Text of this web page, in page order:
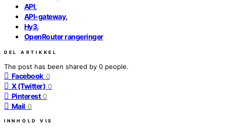
API,
API-gateway,
Hy3,
OpenRouter rangeringer
DEL ARTIKKEL
The post has been shared by 0 people.
Facebook 0
X (Twitter) 0
Pinterest 0
Mail 0
INNHOLD VIS